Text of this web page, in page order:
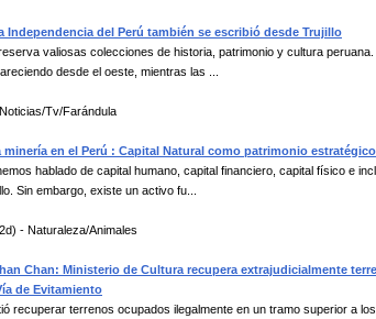
Independencia del Perú también se escribió desde Trujillo
valiosas colecciones de historia, patrimonio y cultura
desde el oeste, mientras las ...
Tv/Farándula
en el Perú : Capital Natural como patrimonio
hablado de capital humano, capital financiero, capital físico e
Sin embargo, existe un activo fu...
- Naturaleza/Animales
Chan: Ministerio de Cultura recupera extrajudicialmente
de Evitamiento
recuperar terrenos ocupados ilegalmente en un tramo superior a